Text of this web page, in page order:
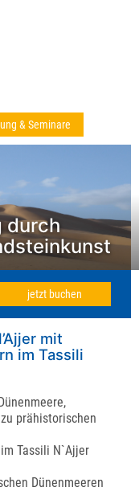
& Seminare
durch
jetzt buchen
mit
im Tassili
prähistorischen
Tassili N`Ajjer
Dünenmeeren